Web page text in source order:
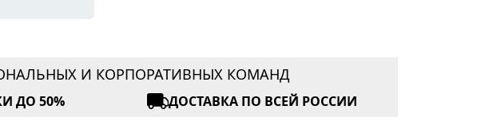
И КОРПОРАТИВНЫХ КОМАНД
ДО 50% ДОСТАВКА ПО ВСЕЙ РОССИИ